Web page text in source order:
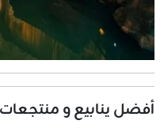
أفضل ينابيع و منتجعات